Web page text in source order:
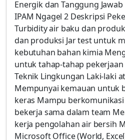
Energik dan Tanggung
IPAM Ngagel 2 Deskripsi
Turbidity air baku dan
dan produksi Jar test untuk
kebutuhan bahan kimia
untuk tahap-tahap pekerjaan
Teknik Lingkungan Laki-laki
Mempunyai kemauan untuk
keras Mampu
bekerja sama dalam team
kerja pengolahan air bersih
Microsoft Office (World,